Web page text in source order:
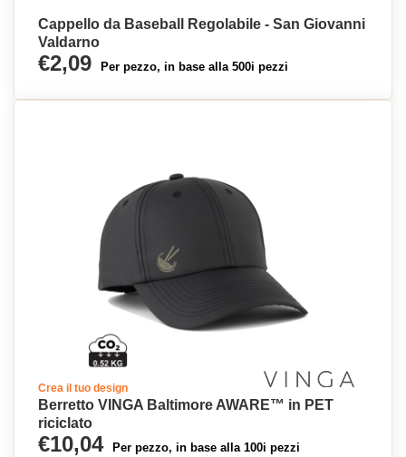
Cappello da Baseball Regolabile - San Giovanni
Valdarno
€2,09 Per pezzo, in base alla 500i pezzi
Crea il tuo design
Berretto VINGA Baltimore AWARE™ in PET
riciclato
€10,04 Per pezzo, in base alla 100i pezzi